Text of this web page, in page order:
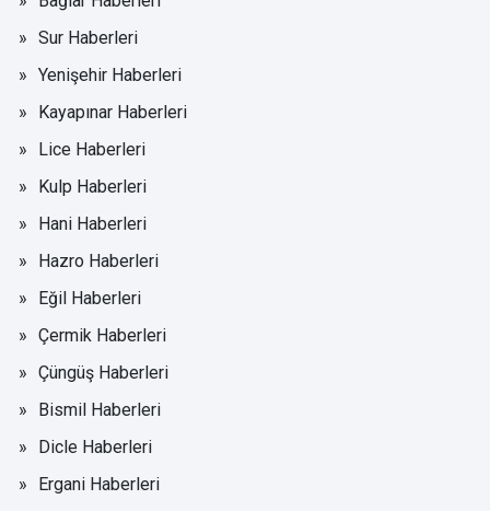
Sur Haberleri
Yenişehir Haberleri
Kayapınar Haberleri
Lice Haberleri
Kulp Haberleri
Hani Haberleri
Hazro Haberleri
Eğil Haberleri
Çermik Haberleri
Çüngüş Haberleri
Bismil Haberleri
Dicle Haberleri
Ergani Haberleri